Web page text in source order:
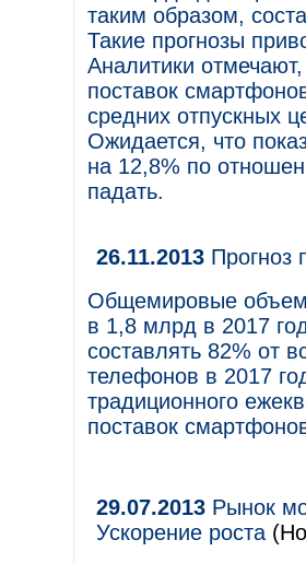
таким образом,
Такие прогнозы
Аналитики
поставок
средних отпускных
Ожидается, что
на 12,8% по
падать.
26.11.2013 Прогноз
Общемировые
в 1,8 млрд в 2017
составлять 82% от
телефонов в 2017
традиционного
поставок
29.07.2013 Рынок
Ускорение роста